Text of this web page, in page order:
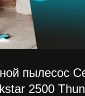
пылесос
2500